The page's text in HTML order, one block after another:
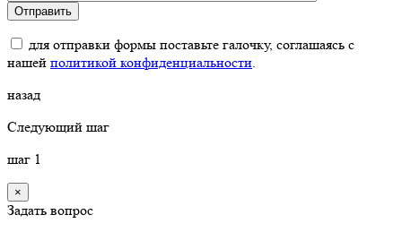
для отправки формы поставьте галочку, соглашаясь с
нашей политикой конфиденциальности.
назад
Следующий шаг
шаг 1
×
Задать вопрос